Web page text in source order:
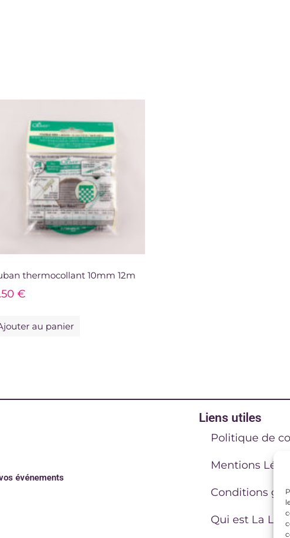
thermocollant 10mm 12m
€
au panier
événements
Liens utiles
Politique de
Mentions
Conditions
Qui est La